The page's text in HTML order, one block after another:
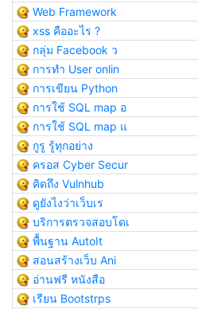
Web Framework
xss คืออะไร ?
กลุ่ม Facebook ว
การทำ User onlin
การเขียน Python
การใช้ SQL map อ
การใช้ SQL map แ
กูรู รู้ทุกอย่าง
ครอส Cyber Secur
คิดถึง Vulnhub
ดูยังไงว่าเว็บเร
บริการตรวจสอบโดเ
พื้นฐาน AutoIt
สอนสร้างเว็บ Ani
อ่านฟรี หนังสือ
เรียน Bootstrps